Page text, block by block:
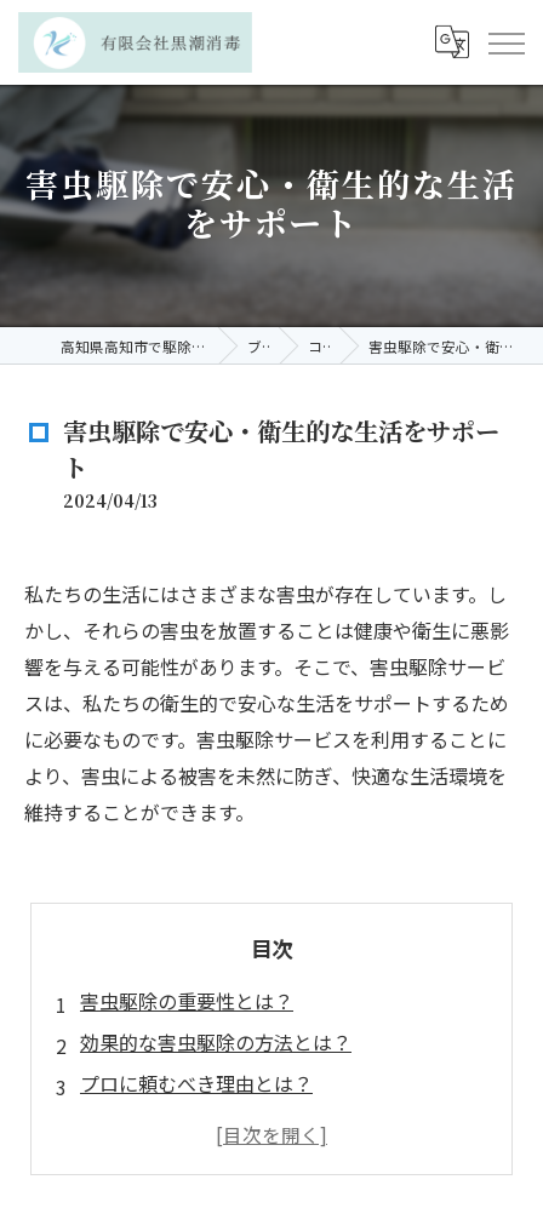
害虫駆除で安心・衛生的な生活
をサポート
高知県高知市で駆除なら有限会社黒潮消毒 ブログ コラム 害虫駆除で安心・衛生的な生活をサポート
害虫駆除で安心・衛生的な生活をサポー
ト
2024/04/13
私たちの生活にはさまざまな害虫が存在しています。し
かし、それらの害虫を放置することは健康や衛生に悪影
響を与える可能性があります。そこで、害虫駆除サービ
スは、私たちの衛生的で安心な生活をサポートするため
に必要なものです。害虫駆除サービスを利用することに
より、害虫による被害を未然に防ぎ、快適な生活環境を
維持することができます。
目次
害虫駆除の重要性とは？
効果的な害虫駆除の方法とは？
プロに頼むべき理由とは？
害虫駆除による安心・衛生的な生活のメリット